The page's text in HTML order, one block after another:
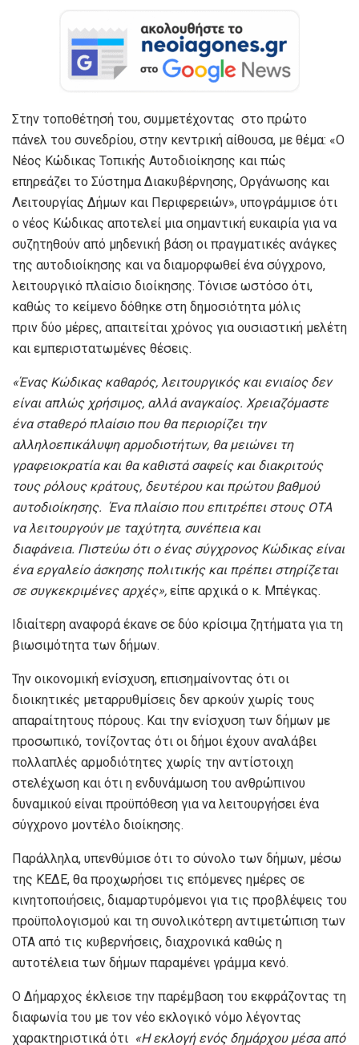
Στην τοποθέτησή του, συμμετέχοντας στο πρώτο
πάνελ του συνεδρίου, στην κεντρική αίθουσα, με θέμα: «Ο
Νέος Κώδικας Τοπικής Αυτοδιοίκησης και πώς
επηρεάζει το Σύστημα Διακυβέρνησης, Οργάνωσης και
Λειτουργίας Δήμων και Περιφερειών», υπογράμμισε ότι
ο νέος Κώδικας αποτελεί μια σημαντική ευκαιρία για να
συζητηθούν από μηδενική βάση οι πραγματικές ανάγκες
της αυτοδιοίκησης και να διαμορφωθεί ένα σύγχρονο,
λειτουργικό πλαίσιο διοίκησης. Τόνισε ωστόσο ότι,
καθώς το κείμενο δόθηκε στη δημοσιότητα μόλις
πριν δύο μέρες, απαιτείται χρόνος για ουσιαστική μελέτη
και εμπεριστατωμένες θέσεις.
«ΈναςΚώδικας καθαρός, λειτουργικός και ενιαίος δεν
είναι απλώς χρήσιμος, αλλά αναγκαίος. Χρειαζόμαστε
ένα σταθερό πλαίσιο που θα περιορίζει την
αλληλοεπικάλυψη αρμοδιοτήτων, θα μειώνει τη
γραφειοκρατία και θα καθιστάσαφείς και διακριτούς
τους ρόλουςκράτους, δευτέρου και πρώτου βαθμού
αυτοδιοίκησης. Ένα πλαίσιο που επιτρέπει στους ΟΤΑ
να λειτουργούν με ταχύτητα, συνέπεια και
διαφάνεια. Πιστεύω ότι ο έναςσύγχρονος Κώδικαςείναι
ένα εργαλείο άσκησης πολιτικής και πρέπει στηρίζεται
σε συγκεκριμένες αρχές», είπε αρχικά ο κ. Μπέγκας.
Ιδιαίτερη αναφορά έκανε σε δύο κρίσιμα ζητήματα για τη
βιωσιμότητα των δήμων.
Την οικονομική ενίσχυση, επισημαίνοντας ότι οι
διοικητικές μεταρρυθμίσεις δεν αρκούν χωρίς τους
απαραίτητους πόρους. Και την ενίσχυση των δήμων με
προσωπικό, τονίζοντας ότι οι δήμοι έχουν αναλάβει
πολλαπλές αρμοδιότητες χωρίς την αντίστοιχη
στελέχωση και ότι η ενδυνάμωση του ανθρώπινου
δυναμικού είναι προϋπόθεση για να λειτουργήσει ένα
σύγχρονο μοντέλο διοίκησης.
Παράλληλα, υπενθύμισε ότι το σύνολο των δήμων, μέσω
της ΚΕΔΕ, θα προχωρήσει τις επόμενες ημέρες σε
κινητοποιήσεις, διαμαρτυρόμενοι για τις προβλέψεις του
προϋπολογισμού και τη συνολικότερη αντιμετώπιση των
ΟΤΑ από τις κυβερνήσεις, διαχρονικά καθώς η
αυτοτέλεια των δήμων παραμένει γράμμα κενό.
Ο Δήμαρχος έκλεισε την παρέμβαση του εκφράζοντας τη
διαφωνία του με τον νέο εκλογικό νόμο λέγοντας
χαρακτηριστικά ότι «Η εκλογή ενός δημάρχου μέσα από